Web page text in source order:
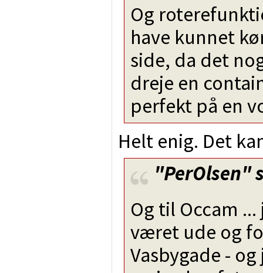
Og
have kunnet
side, da det
dreje en
perfekt på en
Helt enig. Det
"PerOlsen"
Og til Occam
været ude og
Vasbygade -